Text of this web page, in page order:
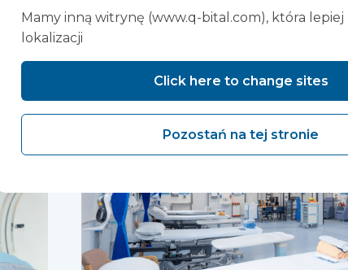
Mamy inną witrynę (www.q-bital.com), która lepiej
lokalizacji
Click here to change sites
Pozostań na tej stronie